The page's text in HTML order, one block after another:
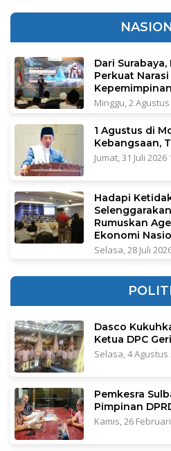
Dari
Perkuat
Minggu, 2 Agustus
1 Agustus di
Kebangsaan,
Jumat, 31 Juli 2026
Hadapi
Rumuskan
Ekonomi
Selasa, 28 Juli
Dasco
Ketua DPC
Selasa, 4 Agustus
Pemkesra
Pimpinan
Kamis, 26